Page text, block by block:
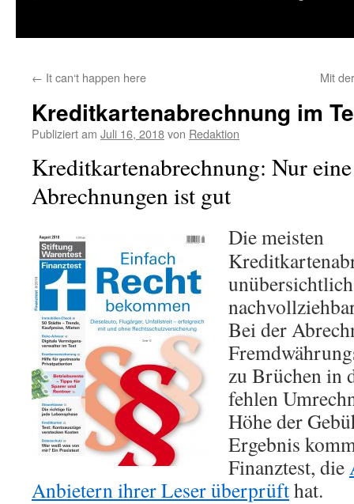
← It can‘t happen here Mit
Kreditkartenabrechnung im
Publiziert am Juli 16, 2018von Redaktion
Kreditkartenabrechnung: Nur
Abrechnungen ist gut
Die meisten
Bei der
zu Brüchen in
fehlen
Höhe der
Ergebnis
Finanztest, die
Anbietern ihrer Leser überprüfthat.